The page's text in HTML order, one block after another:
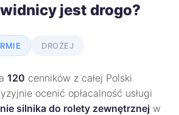
jest drogo?
DROŻEJ
120 cenników z całej Polski
ocenić opłacalność usługi
silnika do rolety zewnętrznej w